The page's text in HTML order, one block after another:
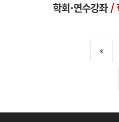
학회·연수강좌/